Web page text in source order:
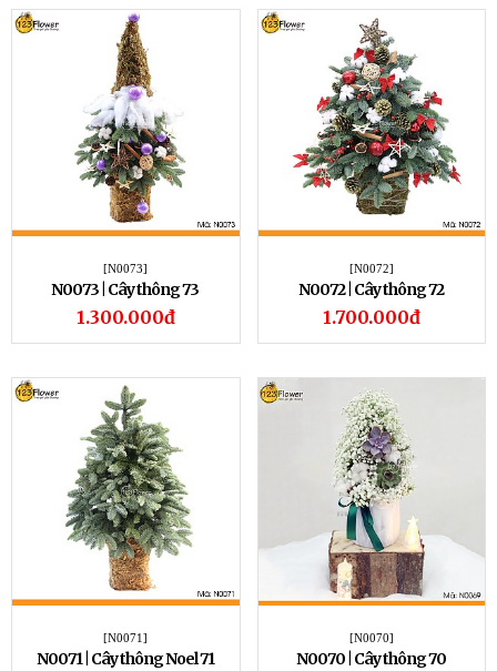
[N0073]
N0073 | Cây thông 73
1.300.000đ
[N0072]
N0072 | Cây thông 72
1.700.000đ
[N0071]
N0071 | Cây thông Noel 71
[N0070]
N0070 | Cây thông 70